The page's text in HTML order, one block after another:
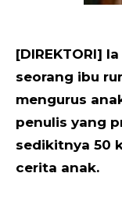
[DIREKTORI]
seorang ibu
mengurus
penulis yang
sedikitnya 50
cerita anak.